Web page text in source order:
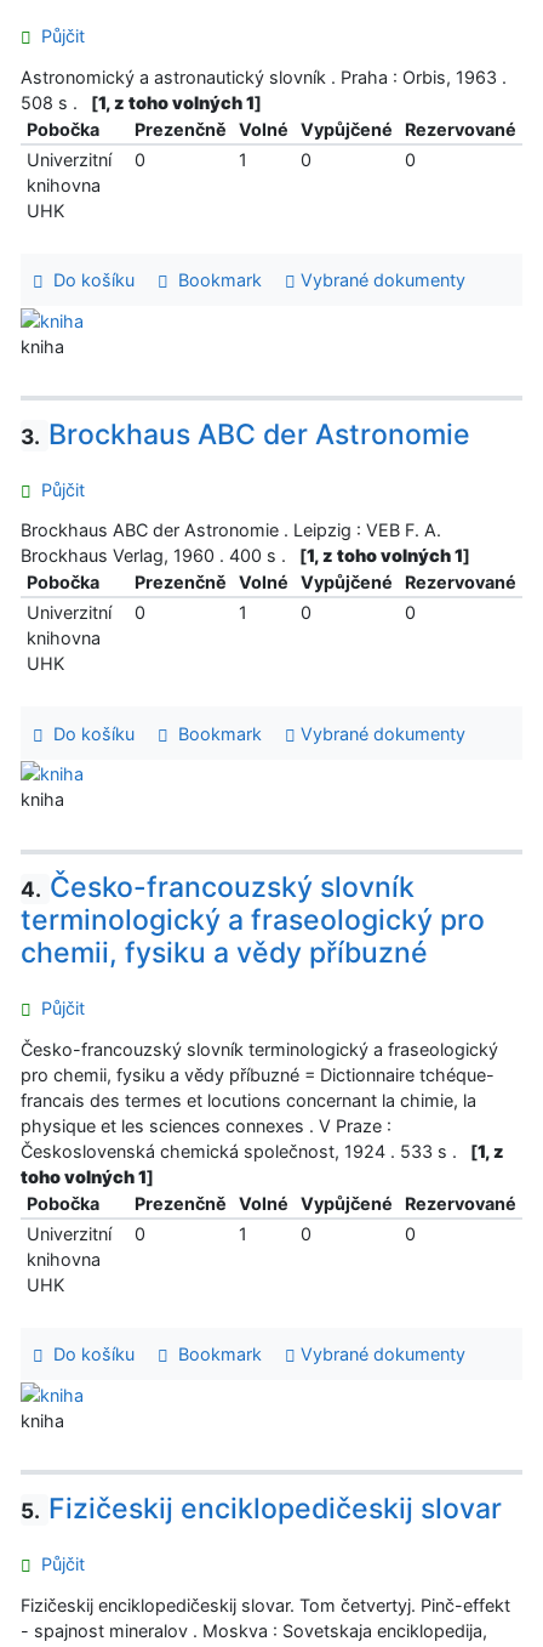
Půjčit
Astronomický a astronautický slovník . Praha : Orbis, 1963 .
508 s .
[1, z toho volných 1]
Pobočka
Prezenčně Volné Vypůjčené
Rezervované
Univerzitní
knihovna
UHK
0 1 0 0
Do košíku Bookmark Vybrané dokumenty
kniha
3. Brockhaus ABC der Astronomie
Půjčit
Brockhaus ABC der Astronomie . Leipzig : VEB F. A.
Brockhaus Verlag, 1960 . 400 s .
[1, z toho volných 1]
Pobočka
Prezenčně Volné Vypůjčené
Rezervované
Univerzitní
knihovna
UHK
0 1 0 0
Do košíku Bookmark Vybrané dokumenty
kniha
4. Česko-francouzský slovník
terminologický a fraseologický pro
chemii, fysiku a vědy příbuzné
Půjčit
Česko-francouzský slovník terminologický a fraseologický
pro chemii, fysiku a vědy příbuzné = Dictionnaire tchéque-
francais des termes et locutions concernant la chimie, la
physique et les sciences connexes . V Praze :
Československá chemická společnost, 1924 . 533 s .
[1, z
toho volných 1]
Pobočka
Prezenčně Volné Vypůjčené
Rezervované
Univerzitní
knihovna
UHK
0 1 0 0
Do košíku Bookmark Vybrané dokumenty
kniha
5. Fizičeskij enciklopedičeskij slovar
Půjčit
Fizičeskij enciklopedičeskij slovar. Tom četvertyj. Pinč-effekt
- spajnost mineralov . Moskva : Sovetskaja enciklopedija,